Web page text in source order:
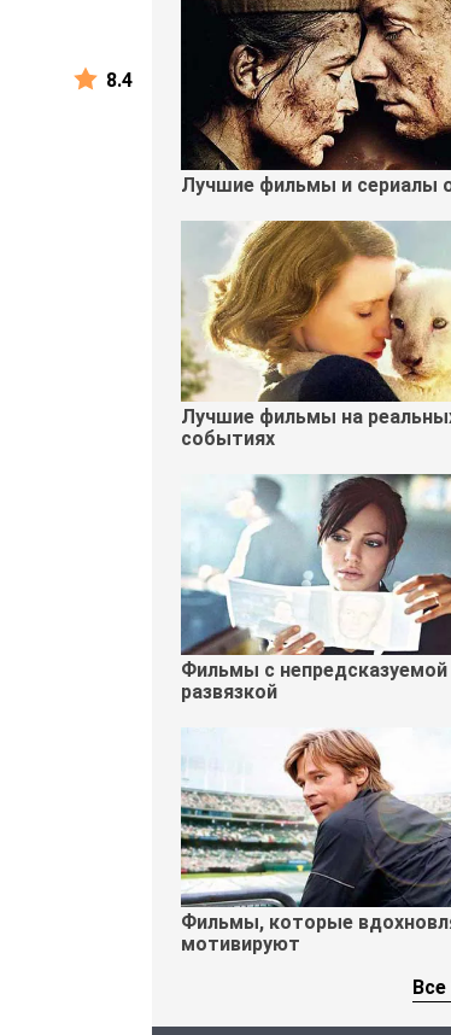
8.4
Лучшие фильмы и сериалы
Лучшие фильмы на
событиях
Фильмы с непредсказуемой
развязкой
Фильмы, которые
мотивируют